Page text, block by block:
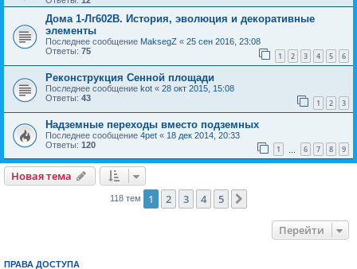
Дома 1-Лг602В. История, эволюция и декоративные
элементы
Последнее сообщение MaksegZ « 25 сен 2016, 23:08
Ответы: 75 1 2 3 4 5 6
Реконструкция Сенной площади
Последнее сообщение kot « 28 окт 2015, 15:08
Ответы: 43 1 2 3
Надземные переходы вместо подземных
Последнее сообщение 4pet « 18 дек 2014, 20:33
Ответы: 120 1 6 7 8 9
Новая тема
118 тем 1 2 3 4 5
Перейти
ПРАВА ДОСТУПА